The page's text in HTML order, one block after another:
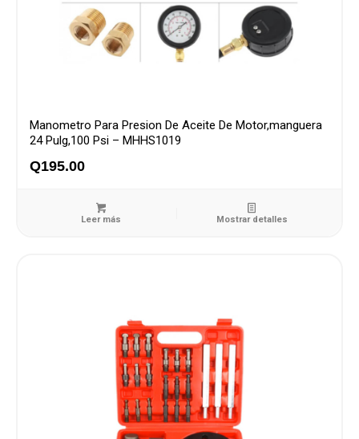
Manometro Para Presion De Aceite De Motor,manguera
24 Pulg,100 Psi – MHHS1019
Q195.00
Leer más Mostrar detalles